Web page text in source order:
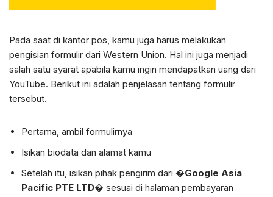
Pada saat di kantor pos, kamu juga harus melakukan
pengisian formulir dari Western Union. Hal ini juga menjadi
salah satu syarat apabila kamu ingin mendapatkan uang dari
YouTube. Berikut ini adalah penjelasan tentang formulir
tersebut.
Pertama, ambil formulirnya
Isikan biodata dan alamat kamu
Setelah itu, isikan pihak pengirim dari �Google Asia
Pacific PTE LTD� sesuai di halaman pembayaran